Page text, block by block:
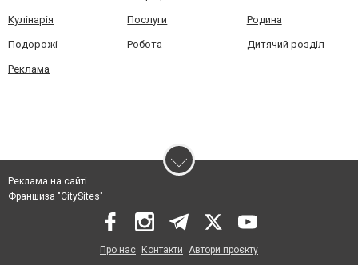
Кулінарія Послуги Родина
Подорожі Робота Дитячий розділ
Реклама
Реклама на сайті
Франшиза "CitySites"
Про нас Контакти Автори проєкту